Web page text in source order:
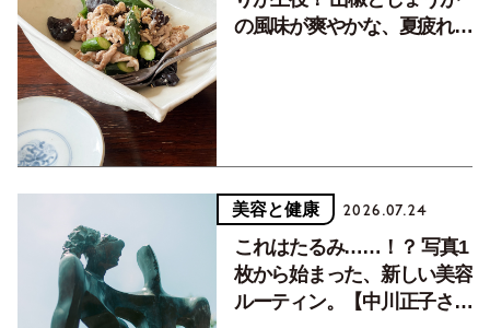
の風味が爽やかな、夏疲れを
美容と健康 2026.07.24
これはたるみ……！？ 写真1
枚から始まった、新しい美容
ルーティン。【中川正子さん